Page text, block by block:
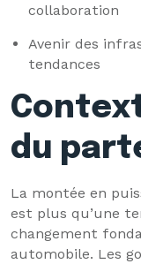
collaboration
Avenir des
tendances
du
La montée en
est plus qu’une
changement
automobile. Les